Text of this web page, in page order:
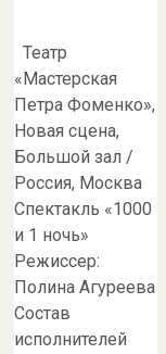
Театр
«Мастерская
Петра Фоменко»,
Новая сцена,
Большой зал /
Россия, Москва
Спектакль «1000
и 1 ночь»
Режиссер:
Полина Агуреева
Состав
исполнителей